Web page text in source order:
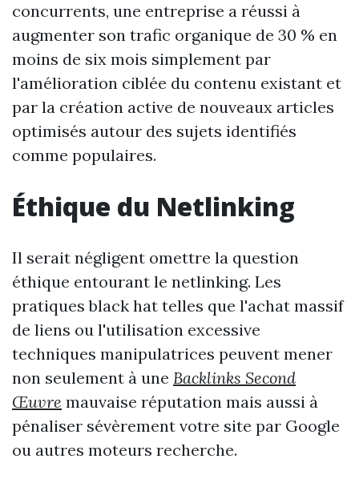
concurrents, une entreprise a réussi à
augmenter son trafic organique de 30 % en
moins de six mois simplement par
l'amélioration ciblée du contenu existant et
par la création active de nouveaux articles
optimisés autour des sujets identifiés
comme populaires.
Éthique du Netlinking
Il serait négligent omettre la question
éthique entourant le netlinking. Les
pratiques black hat telles que l'achat massif
de liens ou l'utilisation excessive
techniques manipulatrices peuvent mener
non seulement à une Backlinks Second
Œuvre mauvaise réputation mais aussi à
pénaliser sévèrement votre site par Google
ou autres moteurs recherche.